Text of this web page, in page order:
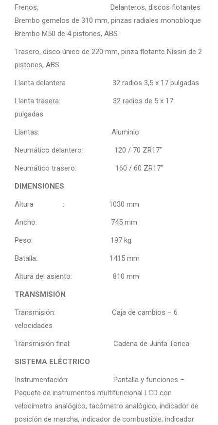
Frenos: Delanteros, discos flotantes
Brembo gemelos de 310 mm, pinzas radiales monobloque
Brembo M50 de 4 pistones, ABS
Trasero, disco único de 220 mm, pinza flotante Nissin de 2
pistones, ABS
Llanta delantera 32 radios 3,5 x 17 pulgadas
Llanta trasera: 32 radios de 5 x 17
pulgadas
Llantas: Aluminio
Neumático delantero: 120 / 70 ZR17”
Neumático trasero: 160 / 60 ZR17”
DIMENSIONES
Altura : 1030 mm
Ancho: 745 mm
Peso: 197 kg
Batalla: 1415 mm
Altura del asiento: 810 mm
TRANSMISIÓN
Transmisión: Caja de cambios – 6
velocidades
Transmisión final: Cadena de Junta Torica
SISTEMA ELÉCTRICO
Instrumentación: Pantalla y funciones –
Paquete de instrumentos multifuncional LCD con
velocímetro analógico, tacómetro analógico, indicador de
posición de marcha, indicador de combustible, indicador